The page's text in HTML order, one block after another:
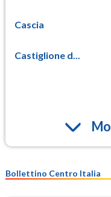
Cascia
Castiglione d...
Bollettino Centro Italia